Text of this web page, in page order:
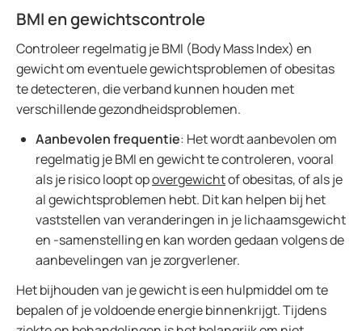
BMI en gewichtscontrole
Controleer regelmatig je BMI (Body Mass Index) en
gewicht om eventuele gewichtsproblemen of obesitas
te detecteren, die verband kunnen houden met
verschillende gezondheidsproblemen.
Aanbevolen frequentie: Het wordt aanbevolen om
regelmatig je BMI en gewicht te controleren, vooral
als je risico loopt opovergewichtof obesitas, of als je
al gewichtsproblemen hebt. Dit kan helpen bij het
vaststellen van veranderingen in je lichaamsgewicht
en -samenstelling en kan worden gedaan volgens de
aanbevelingen van je zorgverlener.
Het bijhouden van je gewicht is een hulpmiddel om te
bepalen of je voldoende energie binnenkrijgt. Tijdens